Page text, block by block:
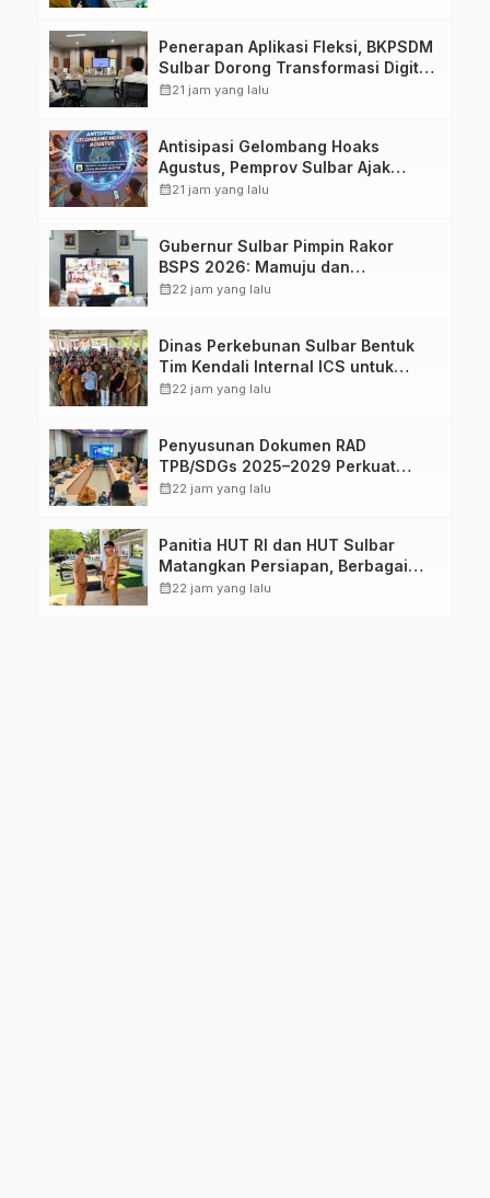
Penerapan Aplikasi Fleksi, BKPSDM
Sulbar Dorong Transformasi Digital
Sistem Kehadiran ASN
calendar_month21 jam yang lalu
Antisipasi Gelombang Hoaks
Agustus, Pemprov Sulbar Ajak
Warga Jaga Ruang Digital
calendar_month21 jam yang lalu
Gubernur Sulbar Pimpin Rakor
BSPS 2026: Mamuju dan
Pasangkayu Masih Nol Realisasi
calendar_month22 jam yang lalu
Dinas Perkebunan Sulbar Bentuk
Tim Kendali Internal ICS untuk
Dukung Sertifikasi ISPO Pekebun di
calendar_month22 jam yang lalu
Penyusunan Dokumen RAD
TPB/SDGs 2025–2029 Perkuat
Arah Pembangunan Berkelanjutan
calendar_month22 jam yang lalu
Panitia HUT RI dan HUT Sulbar
Matangkan Persiapan, Berbagai
Lomba Akan Dilaksanakan Pemprov
calendar_month22 jam yang lalu